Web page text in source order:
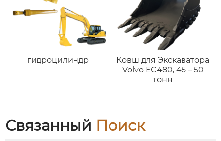
гидроцилиндр
Ковш для Экскаватора
Volvo EC480, 45 – 50
тонн
Связанный Поиск